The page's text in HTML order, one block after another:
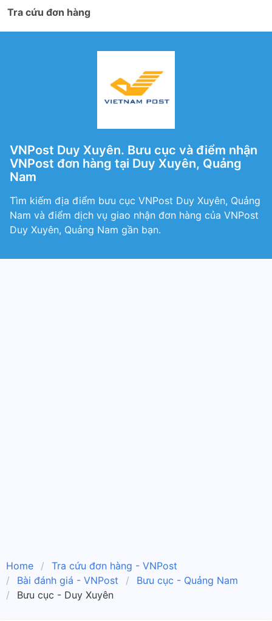
Tra cứu đơn hàng
VNPost Duy Xuyên. Bưu cục và điểm nhận
VNPost đơn hàng tại Duy Xuyên, Quảng
Nam
Tìm kiếm địa điểm bưu cục VNPost Duy Xuyên, Quảng
Nam và điểm dịch vụ giao nhận đơn hàng của VNPost
Duy Xuyên, Quảng Nam gần bạn.
Home
Tra cứu đơn hàng - VNPost
Bài đánh giá - VNPost
Bưu cục - Quảng Nam
Bưu cục - Duy Xuyên